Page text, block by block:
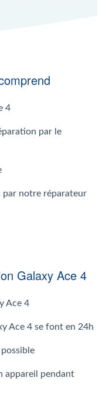
4
par le
par notre réparateur
Galaxy Ace 4
Ace 4
Ace 4 se font en 24h
appareil pendant